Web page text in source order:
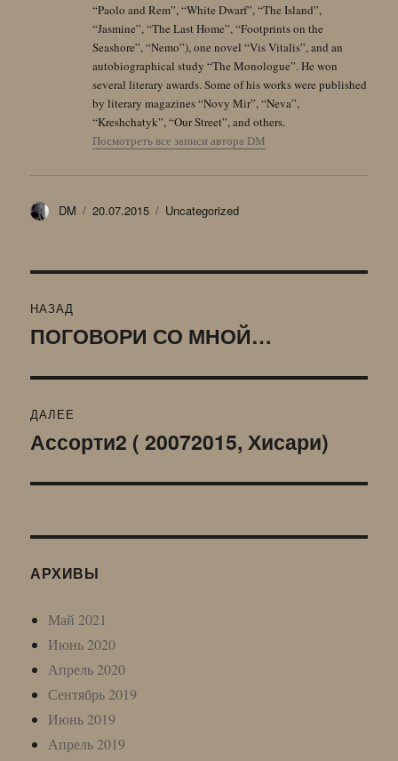
“Paolo and Rem”, “White Dwarf”, “The Island”,
“Jasmine”, “The Last Home”, “Footprints on the
Seashore”, “Nemo”), one novel “Vis Vitalis”, and an
autobiographical study “The Monologue”. He won
several literary awards. Some of his works were published
by literary magazines “Novy Mir”, “Neva”,
“Kreshchatyk”, “Our Street”, and others.
Посмотреть все записи автора DM
Автор
DM Опубликовано
20.07.2015 Рубрики
Uncategorized
по
НАЗАД
Предыдущая
ПОГОВОРИ СО МНОЙ…
ДАЛЕЕ
Следующая
Ассорти2 ( 20072015, Хисари)
АРХИВЫ
Май 2021
Июнь 2020
Апрель 2020
Сентябрь 2019
Июнь 2019
Апрель 2019